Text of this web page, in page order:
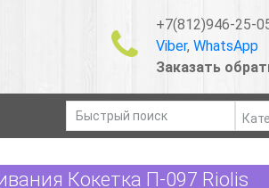
+7(812)946-25-
Viber, WhatsApp
Заказать
Кокетка П-097 Riolis